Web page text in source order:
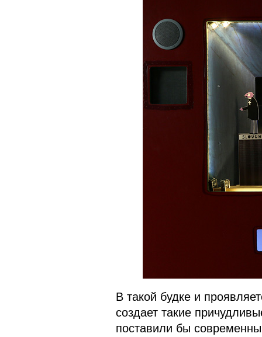
В такой будке и
создает такие
поставили бы